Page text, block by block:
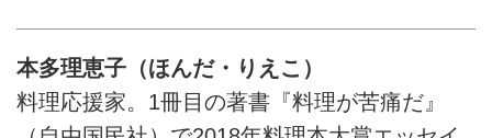
本多理恵子（ほんだ・りえこ）
料理応援家。1冊目の著書『料理が苦痛だ』